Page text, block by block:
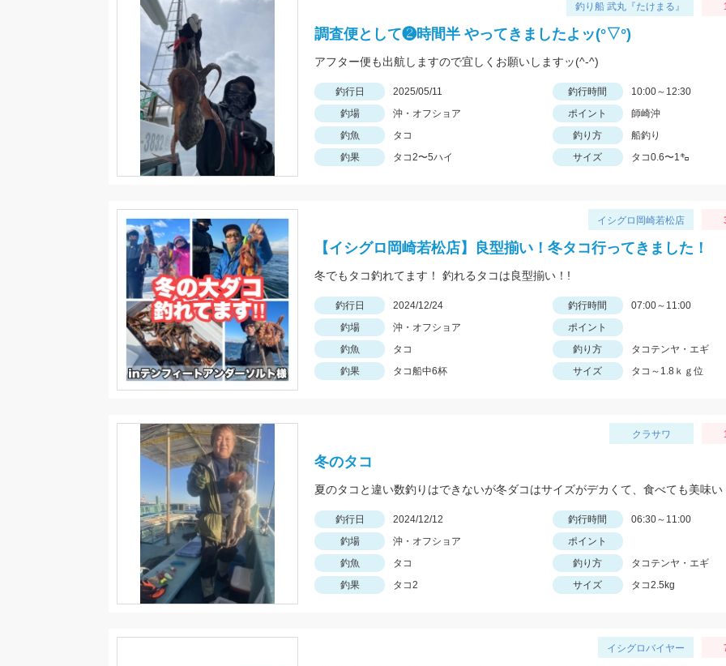
釣り船 武丸『たけまる』
調査便として❷時間半 やってきましたよッ(°▽°)
アフター便も出航しますので宜しくお願いしますッ(^-^)
釣行日 2025/05/11 釣行時間
10:00～12:30
釣場
沖・オフショア ポイント
師崎沖
釣魚
タコ 釣り方
船釣り
釣果
タコ2〜5ハイ サイズ タコ0.6〜1㌔
イシグロ岡崎若松店
【イシグロ岡崎若松店】良型揃い！冬タコ行ってきました！
冬でもタコ釣れてます！ 釣れるタコは良型揃い！!
釣行日 2024/12/24 釣行時間
07:00～11:00
釣場
沖・オフショア
ポイント
釣魚
タコ 釣り方
タコテンヤ・エギ
釣果
タコ船中6杯 サイズ タコ～1.8ｋｇ位
クラサワ
冬のタコ
夏のタコと違い数釣りはできないが冬ダコはサイズがデカくて、食べても美味い
釣行日 2024/12/12 釣行時間
06:30～11:00
釣場
沖・オフショア
ポイント
釣魚
タコ 釣り方
タコテンヤ・エギ
釣果
タコ2 サイズ タコ2.5kg
イシグロバイヤー